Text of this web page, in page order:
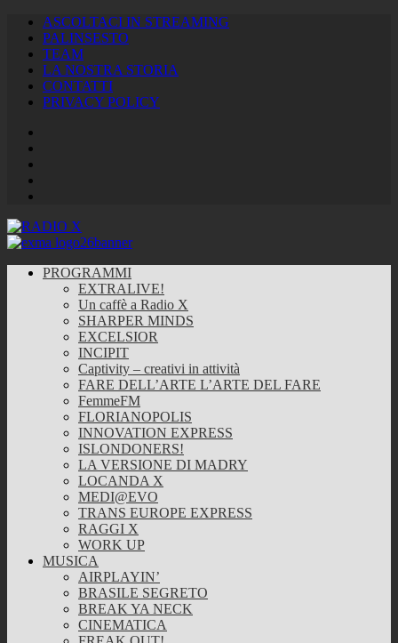
ASCOLTACI IN STREAMING
PALINSESTO
TEAM
LA NOSTRA STORIA
CONTATTI
PRIVACY POLICY
PROGRAMMI
EXTRALIVE!
Un caffè a Radio X
SHARPER MINDS
EXCELSIOR
INCIPIT
Captivity – creativi in attività
FARE DELL’ARTE L’ARTE DEL FARE
FemmeFM
FLORIANOPOLIS
INNOVATION EXPRESS
ISLONDONERS!
LA VERSIONE DI MADRY
LOCANDA X
MEDI@EVO
TRANS EUROPE EXPRESS
RAGGI X
WORK UP
MUSICA
AIRPLAYIN’
BRASILE SEGRETO
BREAK YA NECK
CINEMATICA